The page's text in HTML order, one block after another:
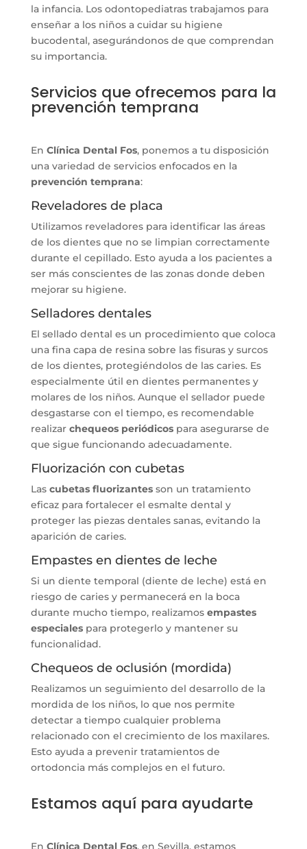
la infancia. Los odontopediatras trabajamos para
enseñar a los niños a cuidar su higiene
bucodental, asegurándonos de que comprendan
su importancia.
Servicios que ofrecemos para la
prevención temprana
En Clínica Dental Fos, ponemos a tu disposición
una variedad de servicios enfocados en la
prevención temprana:
Reveladores de placa
Utilizamos reveladores para identificar las áreas
de los dientes que no se limpian correctamente
durante el cepillado. Esto ayuda a los pacientes a
ser más conscientes de las zonas donde deben
mejorar su higiene.
Selladores dentales
El sellado dental es un procedimiento que coloca
una fina capa de resina sobre las fisuras y surcos
de los dientes, protegiéndolos de las caries. Es
especialmente útil en dientes permanentes y
molares de los niños. Aunque el sellador puede
desgastarse con el tiempo, es recomendable
realizar chequeos periódicospara asegurarse de
que sigue funcionando adecuadamente.
Fluorización con cubetas
Las cubetas fluorizantesson un tratamiento
eficaz para fortalecer el esmalte dental y
proteger las piezas dentales sanas, evitando la
aparición de caries.
Empastes en dientes de leche
Si un diente temporal (diente de leche) está en
riesgo de caries y permanecerá en la boca
durante mucho tiempo, realizamos empastes
especialespara protegerlo y mantener su
funcionalidad.
Chequeos de oclusión (mordida)
Realizamos un seguimiento del desarrollo de la
mordida de los niños, lo que nos permite
detectar a tiempo cualquier problema
relacionado con el crecimiento de los maxilares.
Esto ayuda a prevenir tratamientos de
ortodoncia más complejos en el futuro.
Estamos aquí para ayudarte
En Clínica Dental Fos, en Sevilla, estamos